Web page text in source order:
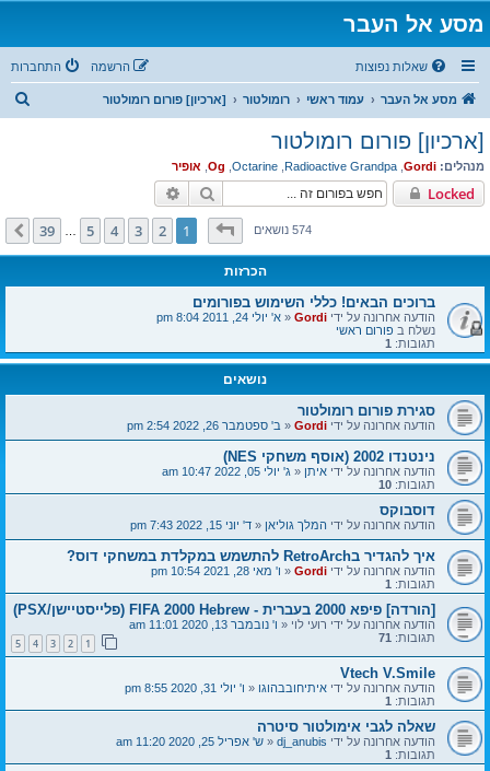
מסע אל העבר
שאלות נפוצות התחברות הרשמה
מסע אל העבר עמוד ראשי רומולטור [ארכיון] פורום רומולטור
ח
[ארכיון] פורום רומולטור
מנהלים: Gordi
,
Radioactive Grandpa
,
Octarine
,
Og
, אופיר
Locked חיפוש
574 נושאיםדף1מתוך39
1
2
3
4
5
39 הבא
הכרזות
ברוכים הבאים! כללי השימוש בפורומים
הודעה אחרונה על ידי Gordi
«א' יולי 24, 2011 8:04 pm
נשלח בפורום ראשי
תגובות: 1
נושאים
סגירת פורום רומולטור
הודעה אחרונה על ידי Gordi
«ב' ספטמבר 26, 2022 2:54 pm
נינטנדו 2002 (אוסף משחקי NES)
הודעה אחרונה על ידי איתן«ג' יולי 05, 2022 10:47 am
תגובות: 10
דוסבוקס
הודעה אחרונה על ידי המלך גוליאן«ד' יוני 15, 2022 7:43 pm
איך להגדיר בRetroArch להתשמש במקלדת במשחקי דוס?
הודעה אחרונה על ידי Gordi
«ו' מאי 28, 2021 10:54 pm
תגובות: 1
[הורדה] פיפא 2000 בעברית - FIFA 2000 Hebrew (פלייסטיישן/PSX)
הודעה אחרונה על ידי רועי לוי«ו' נובמבר 13, 2020 11:01 am
תגובות: 71
2
3
4
5
Vtech V.Smile
הודעה אחרונה על ידי איתיחובבהוגו«ו' יולי 31, 2020 8:55 pm
תגובות: 1
שאלה לגבי אימולטור סיטרה
הודעה אחרונה על ידי dj_anubis
«ש' אפריל 25, 2020 11:20 am
תגובות: 1